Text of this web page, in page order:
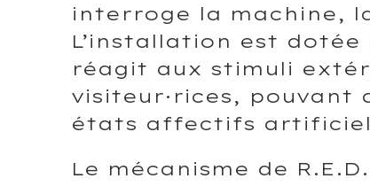
interroge la machine,
L’installation est
réagit aux stimuli
visiteur·rices, pouvant
états affectifs
Le mécanisme de